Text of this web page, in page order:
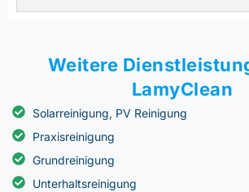
Weitere
LamyClean
Solarreinigung, PV Reinigung
Praxisreinigung
Grundreinigung
Unterhaltsreinigung